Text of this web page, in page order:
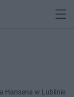
Hansena w Lublinie